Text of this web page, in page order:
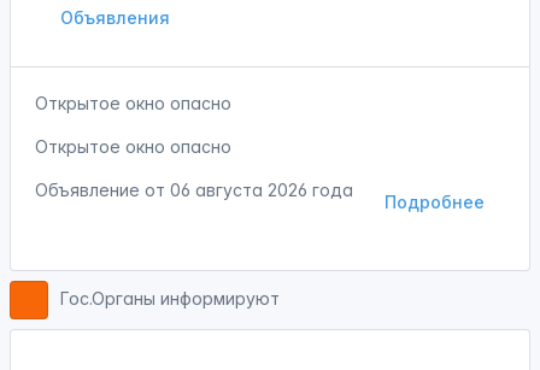
Объявления
Открытое окно опасно
Открытое окно опасно
Подробнее
Объявление от 06 августа 2026 года
Гос.Органы информируют